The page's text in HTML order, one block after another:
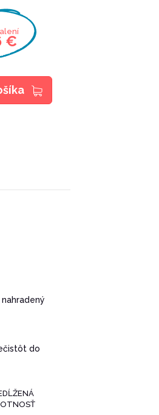
€
do